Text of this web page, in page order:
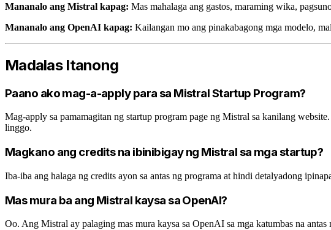
Mananalo ang Mistral kapag: Mas mahalaga ang gastos, maraming wika,
Mananalo ang OpenAI kapag: Kailangan mo ang pinakabagong mga modelo,
Madalas Itanong
Paano ako mag-a-apply para sa Mistral Startup Program?
Mag-apply sa pamamagitan ng startup program page ng Mistral sa kanilang
linggo.
Magkano ang credits na ibinibigay ng Mistral sa mga startup?
Iba-iba ang halaga ng credits ayon sa antas ng programa at hindi detalyadong
Mas mura ba ang Mistral kaysa sa OpenAI?
Oo. Ang Mistral ay palaging mas mura kaysa sa OpenAI sa mga katumbas na